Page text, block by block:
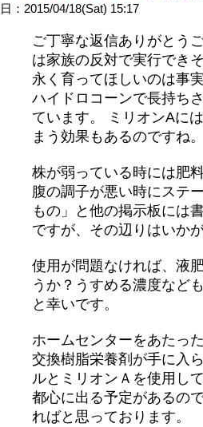
日：2015/04/18(Sat) 15:17
ご丁寧な返信ありがとう
は家族の反対で実行でき
永く育ってほしいのは事
ハイドロコーンで長持ち
ています。 ミリオンAに
まう効果もあるのですね。
株が弱っている時には肥
腹の調子が悪い時にステ
もの」と他の掲示板には
ですが、その辺りはいか
使用が問題なければ、液
うか？うすめる濃度など
と幸いです。
ホームセンターをあたっ
交換樹脂栄養剤が手に入
ルとミリオンＡを使用し
都心に出る予定があるの
ればと思っております。